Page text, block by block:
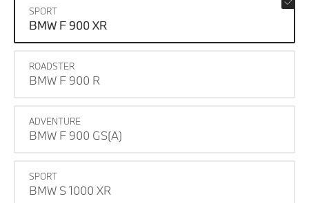
SPORT
BMW F 900 XR
ROADSTER
BMW F 900 R
ADVENTURE
BMW F 900 GS(A)
SPORT
BMW S 1000 XR